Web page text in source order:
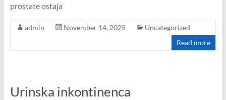
prostate ostaja
admin November 14, 2025
Uncategorized
Read more
Urinska inkontinenca